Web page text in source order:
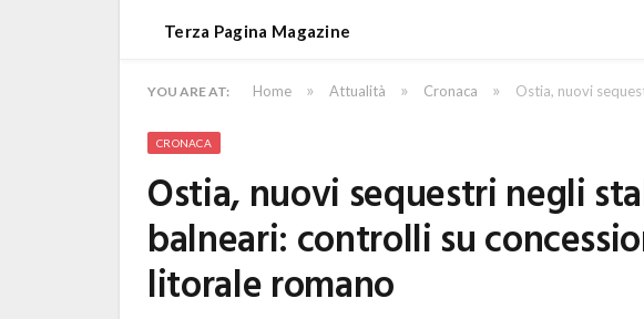
Terza Pagina Magazine
YOU ARE AT: Home » Attualità » Cronaca » Ostia, nuovi
CRONACA
Ostia, nuovi sequestri negli
balneari: controlli su
litorale romano